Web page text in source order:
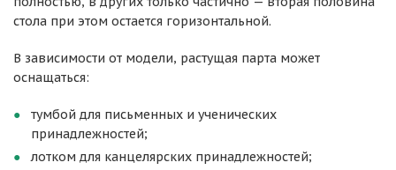
стола при этом остается горизонтальной.
В зависимости от модели, растущая парта может
оснащаться:
тумбой для письменных и ученических
принадлежностей;
лотком для канцелярских принадлежностей;